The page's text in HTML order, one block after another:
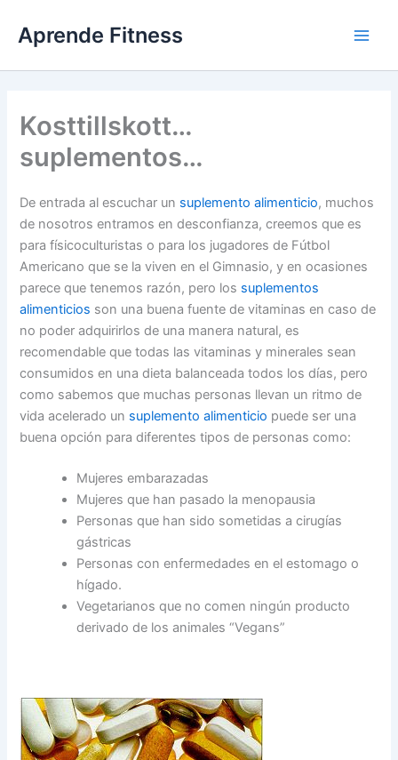
contenido
Aprende Fitness
Kosttillskott…
suplementos…
De entrada al escuchar un suplemento alimenticio, muchos
de nosotros entramos en desconfianza, creemos que es
para físicoculturistas o para los jugadores de Fútbol
Americano que se la viven en el Gimnasio, y en ocasiones
parece que tenemos razón, pero los suplementos
alimenticios son una buena fuente de vitaminas en caso de
no poder adquirirlos de una manera natural, es
recomendable que todas las vitaminas y minerales sean
consumidos en una dieta balanceada todos los días, pero
como sabemos que muchas personas llevan un ritmo de
vida acelerado un suplemento alimenticio puede ser una
buena opción para diferentes tipos de personas como:
Mujeres embarazadas
Mujeres que han pasado la menopausia
Personas que han sido sometidas a cirugías
gástricas
Personas con enfermedades en el estomago o
hígado.
Vegetarianos que no comen ningún producto
derivado de los animales “Vegans”